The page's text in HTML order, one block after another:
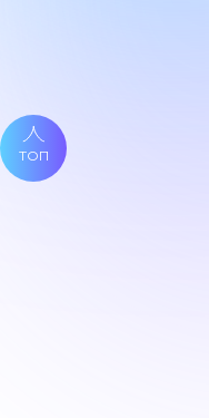
ТОП